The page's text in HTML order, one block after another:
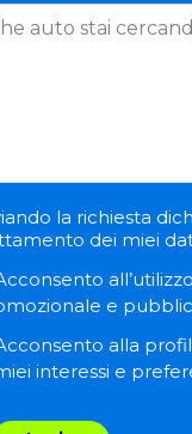
la richiesta
dei miei
e
alla
interessi e